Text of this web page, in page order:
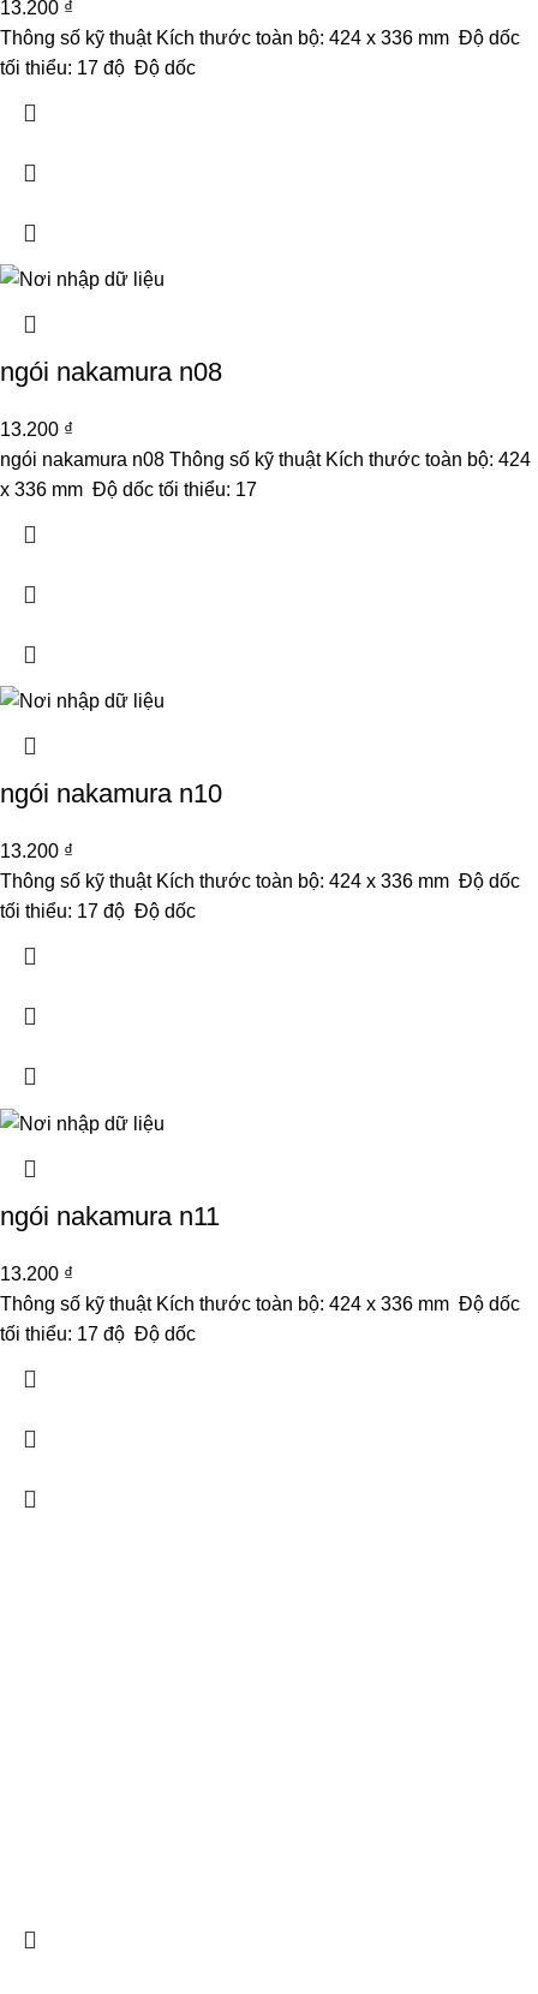
13.200 ₫
Thông số kỹ thuật Kích thước toàn bộ: 424 x 336 mm Độ dốc
tối thiểu: 17 độ Độ dốc
ngói nakamura n08
13.200 ₫
ngói nakamura n08 Thông số kỹ thuật Kích thước toàn bộ: 424
x 336 mm Độ dốc tối thiểu: 17
ngói nakamura n10
13.200 ₫
Thông số kỹ thuật Kích thước toàn bộ: 424 x 336 mm Độ dốc
tối thiểu: 17 độ Độ dốc
ngói nakamura n11
13.200 ₫
Thông số kỹ thuật Kích thước toàn bộ: 424 x 336 mm Độ dốc
tối thiểu: 17 độ Độ dốc